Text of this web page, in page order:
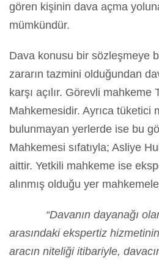
gören kişinin dava açma
mümkündür.
Dava konusu bir sözleşmeye
zararın tazmini olduğundan
karşı açılır. Görevli mahkeme
Mahkemesidir. Ayrıca tüketici
bulunmayan yerlerde ise bu
Mahkemesi sıfatıyla; Asliye
aittir. Yetkili mahkeme ise
alınmış olduğu yer
“Davanın dayanağı
arasındaki ekspertiz
aracın niteliği itibariyle,